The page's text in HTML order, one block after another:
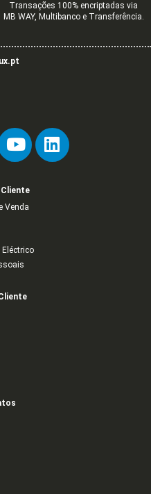
Transações 100% encriptadas via
MB WAY, Multibanco e Transferência.
Venda